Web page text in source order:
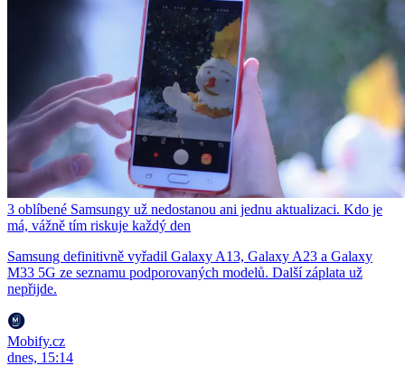
3 oblíbené Samsungy už nedostanou ani jednu aktualizaci. Kdo je
má, vážně tím riskuje každý den
Samsung definitivně vyřadil Galaxy A13, Galaxy A23 a Galaxy
M33 5G ze seznamu podporovaných modelů. Další záplata už
nepřijde.
Mobify.cz
dnes, 15:14